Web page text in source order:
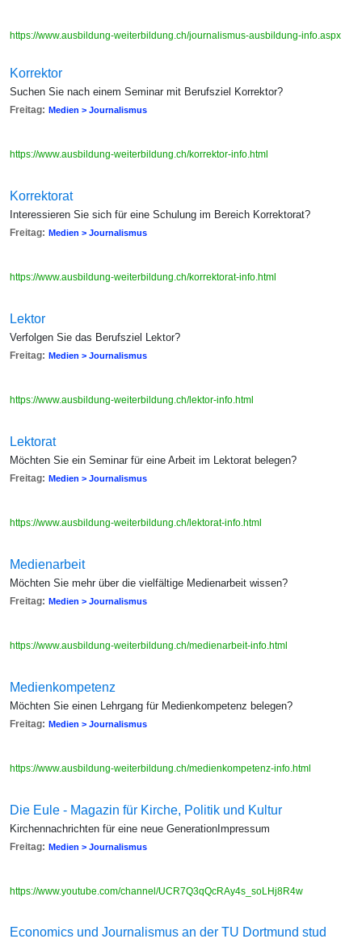
https://www.ausbildung-weiterbildung.ch/journalismus-ausbildung-info.aspx
Korrektor
Suchen Sie nach einem Seminar mit Berufsziel Korrektor?
Freitag: Medien > Journalismus
https://www.ausbildung-weiterbildung.ch/korrektor-info.html
Korrektorat
Interessieren Sie sich für eine Schulung im Bereich Korrektorat?
Freitag: Medien > Journalismus
https://www.ausbildung-weiterbildung.ch/korrektorat-info.html
Lektor
Verfolgen Sie das Berufsziel Lektor?
Freitag: Medien > Journalismus
https://www.ausbildung-weiterbildung.ch/lektor-info.html
Lektorat
Möchten Sie ein Seminar für eine Arbeit im Lektorat belegen?
Freitag: Medien > Journalismus
https://www.ausbildung-weiterbildung.ch/lektorat-info.html
Medienarbeit
Möchten Sie mehr über die vielfältige Medienarbeit wissen?
Freitag: Medien > Journalismus
https://www.ausbildung-weiterbildung.ch/medienarbeit-info.html
Medienkompetenz
Möchten Sie einen Lehrgang für Medienkompetenz belegen?
Freitag: Medien > Journalismus
https://www.ausbildung-weiterbildung.ch/medienkompetenz-info.html
Die Eule - Magazin für Kirche, Politik und Kultur
Kirchennachrichten für eine neue GenerationImpressum
Freitag: Medien > Journalismus
https://www.youtube.com/channel/UCR7Q3qQcRAy4s_soLHj8R4w
Economics und Journalismus an der TU Dortmund stud